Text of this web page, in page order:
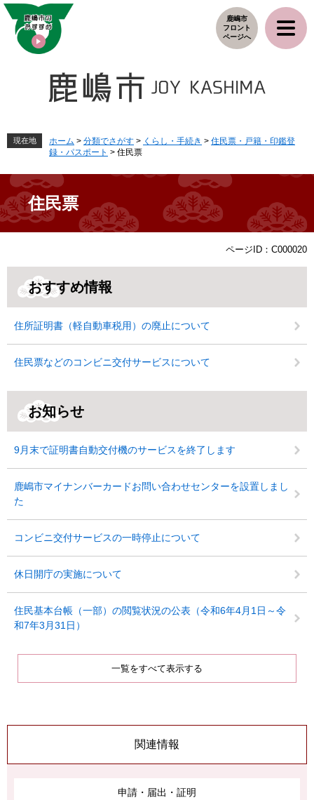
ペ
メ
鹿嶋市
フロント
ページへ
現在地 ホーム > 分類でさがす > くらし・手続き > 住民票・戸籍・印鑑登
録・パスポート > 住民票
住民票
文
ページID：C000020
おすすめ情報
住所証明書（軽自動車税用）の廃止について
住民票などのコンビニ交付サービスについて
お知らせ
9月末で証明書自動交付機のサービスを終了します
鹿嶋市マイナンバーカードお問い合わせセンターを設置しまし
た
コンビニ交付サービスの一時停止について
休日開庁の実施について
住民基本台帳（一部）の閲覧状況の公表（令和6年4月1日～令
和7年3月31日）
一覧をすべて表示する
関連情報
申請・届出・証明